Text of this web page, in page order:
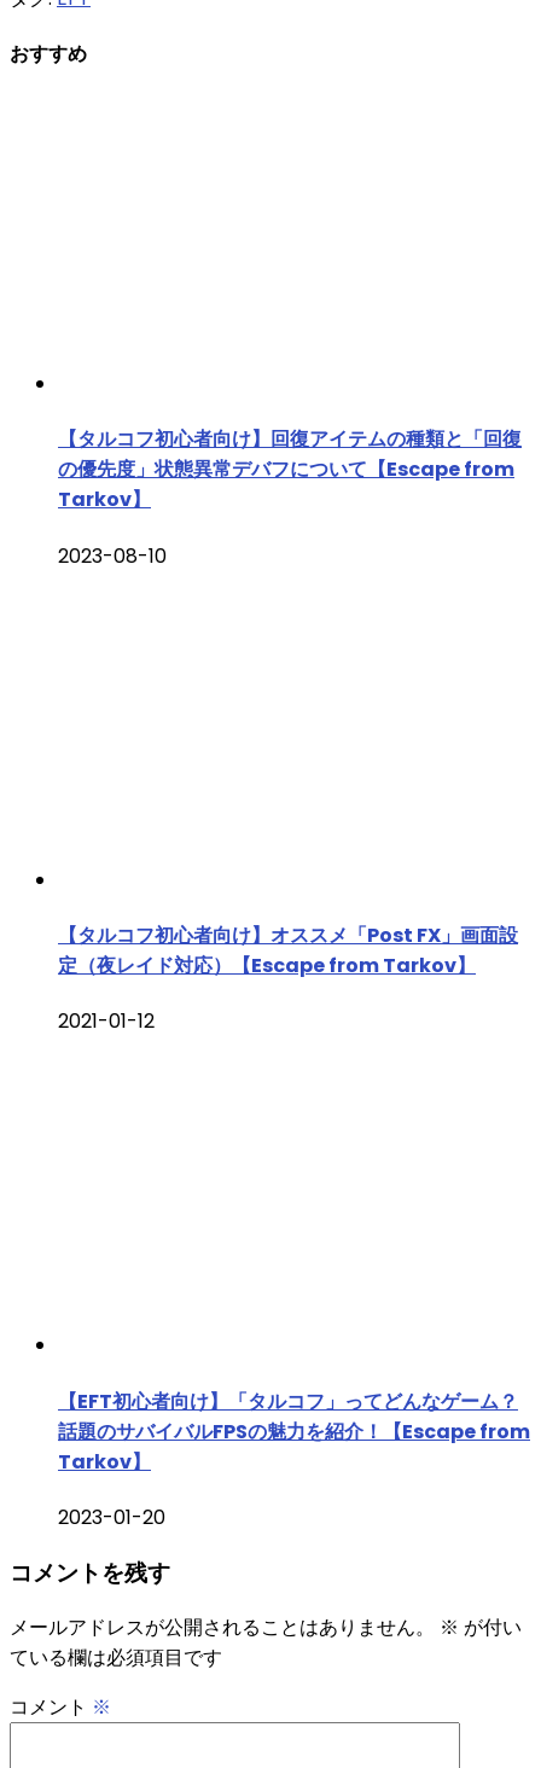
おすすめ
【タルコフ初心者向け】回復アイテムの種類と「回復
の優先度」状態異常デバフについて【Escape from
Tarkov】
2023-08-10
【タルコフ初心者向け】オススメ「Post FX」画面設
定（夜レイド対応）【Escape from Tarkov】
2021-01-12
【EFT初心者向け】「タルコフ」ってどんなゲーム？
話題のサバイバルFPSの魅力を紹介！【Escape from
Tarkov】
2023-01-20
コメントを残す
メールアドレスが公開されることはありません。 ※ が付い
ている欄は必須項目です
コメント ※